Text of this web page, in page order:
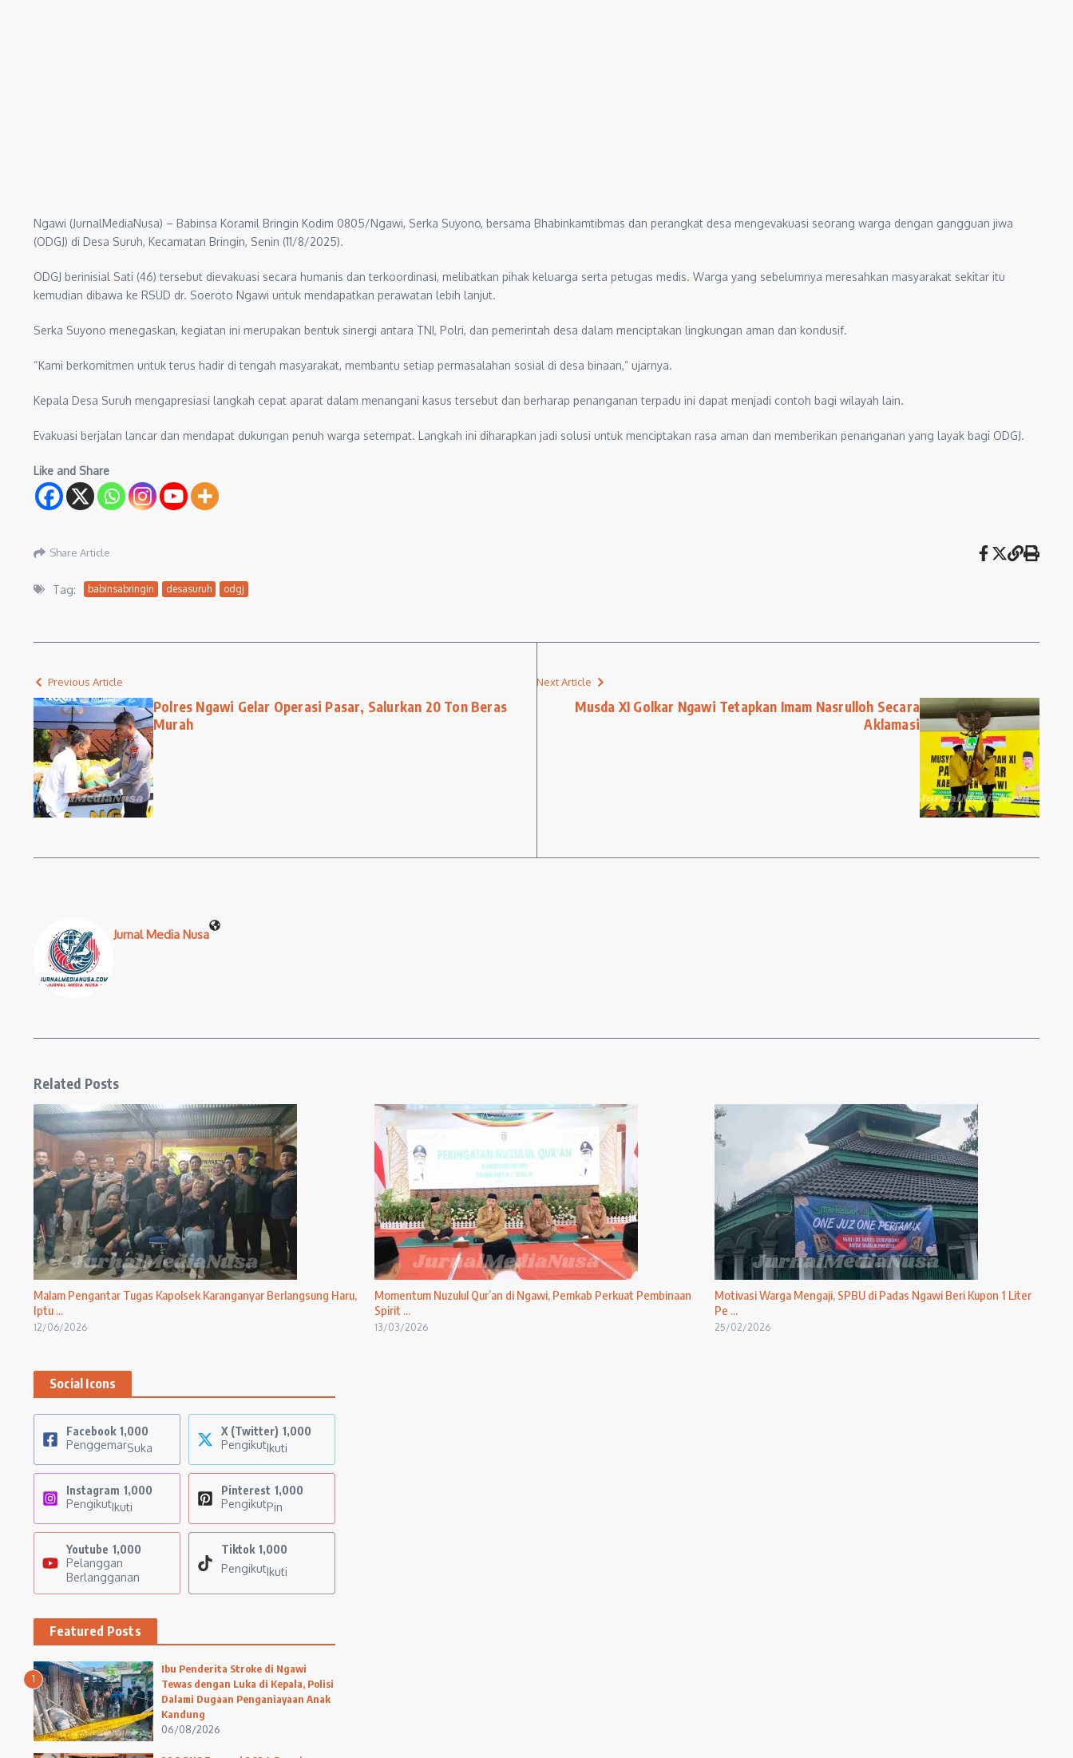
Ngawi (JurnalMediaNusa) – Babinsa Koramil Bringin Kodim 0805/Nga­wi, Serka Suyono, bersama Bhabinkamtibmas dan perangkat desa mengevakuasi seorang warga dengan gangguan jiwa
(ODGJ) di Desa Suruh, Kecamatan Bringin, Senin (11/8/2025).
ODGJ berinisial Sati (46) tersebut dievakuasi secara humanis dan terkoordinasi, melibatkan pihak keluarga serta petugas medis. Warga yang sebelumnya meresahkan masyarakat sekitar itu
kemudian dibawa ke RSUD dr. Soeroto Ngawi untuk mendapatkan perawatan lebih lanjut.
Serka Suyono menegaskan, kegiatan ini merupakan bentuk sinergi antara TNI, Polri, dan pemerintah desa dalam menciptakan lingkungan aman dan kondusif.
“Kami berkomitmen untuk terus hadir di tengah masyarakat, membantu setiap permasalahan sosial di desa binaan,” ujarnya.
Kepala Desa Suruh mengapresiasi langkah cepat aparat dalam menangani kasus tersebut dan berharap penanganan terpadu ini dapat menjadi contoh bagi wilayah lain.
Evakuasi berjalan lancar dan mendapat dukungan penuh warga setempat. Langkah ini diharapkan jadi solusi untuk menciptakan rasa aman dan memberikan penanganan yang layak bagi ODGJ.
Like and Share
Share Article
Tag: babinsabringin desasuruh odgj
Previous Article
Polres Ngawi Gelar Operasi Pasar, Salurkan 20 Ton Beras
Murah
Next Article
Musda XI Golkar Ngawi Tetapkan Imam Nasrulloh Secara
Aklamasi
Jurnal Media Nusa
Related Posts
Malam Pengantar Tugas Kapolsek Karanganyar Berlangsung Haru,
Iptu ...
12/06/2026
Momentum Nuzulul Qur’an di Ngawi, Pemkab Perkuat Pembinaan
Spirit ...
13/03/2026
Motivasi Warga Mengaji, SPBU di Padas Ngawi Beri Kupon 1 Liter
Pe ...
25/02/2026
Social Icons
Facebook 1,000
PenggemarSuka
X (Twitter) 1,000
PengikutIkuti
Instagram 1,000
PengikutIkuti
Pinterest 1,000
PengikutPin
Youtube 1,000
Pelanggan
Berlangganan
Tiktok 1,000
PengikutIkuti
Featured Posts
1
Ibu Penderita Stroke di Ngawi
Tewas dengan Luka di Kepala, Polisi
Dalami Dugaan Penganiayaan Anak
Kandung
06/08/2026